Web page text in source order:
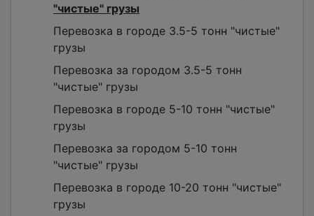
"чистые" грузы
Перевозка в городе 3.5-5 тонн "чистые"
грузы
Перевозка за городом 3.5-5 тонн
"чистые" грузы
Перевозка в городе 5-10 тонн "чистые"
грузы
Перевозка за городом 5-10 тонн
"чистые" грузы
Перевозка в городе 10-20 тонн "чистые"
грузы